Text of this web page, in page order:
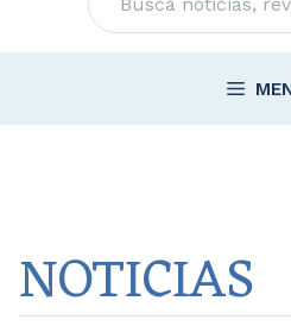
Buscar
NOTICIAS